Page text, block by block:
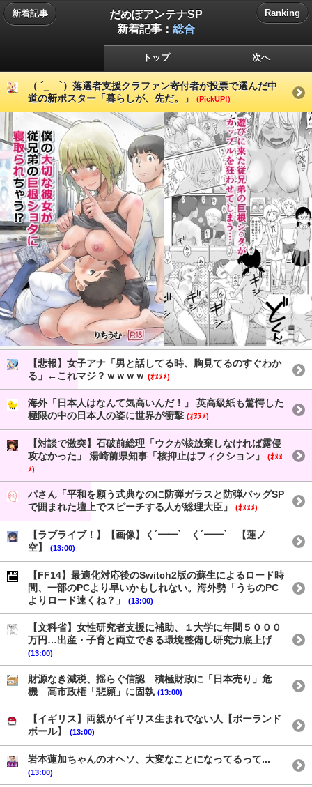
新着記事
だめぽアンテナSP
新着記事： 総合
Ranking
トップ 次へ
（ ´_ゝ`）落選者支援クラファン寄付者が投票で選んだ中
道の新ポスター「暮らしが、先だ。」
(PickUP!)
【悲報】女子アナ「男と話してる時、胸見てるのすぐわか
る」←これマジ？ｗｗｗｗ (ｵﾇﾇﾒ)
海外「日本人はなんて気高いんだ！」 英高級紙も驚愕した
極限の中の日本人の姿に世界が衝撃 (ｵﾇﾇﾒ)
【対談で激突】石破前総理「ウクが核放棄しなければ露侵
攻なかった」 湯崎前県知事「核抑止はフィクション」
(ｵﾇﾇ
ﾒ)
パさん「平和を願う式典なのに防弾ガラスと防弾バッグSP
で囲まれた壇上でスピーチする人が総理大臣」
(ｵﾇﾇﾒ)
【ラブライブ！】【画像】く´━━`ゝく´━━`ゝ【蓮ノ
空】
(13:00)
【FF14】最適化対応後のSwitch2版の蘇生によるロード時
間、一部のPCより早いかもしれない。海外勢「うちのPC
よりロード速くね？」
(13:00)
【文科省】女性研究者支援に補助、１大学に年間５０００
万円…出産・子育と両立できる環境整備し研究力底上げ
(13:00)
財源なき減税、揺らぐ信認 積極財政に「日本売り」危
機 高市政権「悲願」に固執 (13:00)
【イギリス】両親がイギリス生まれでない人【ポーランド
ボール】
(13:00)
岩本蓮加ちゃんのオヘソ、大変なことになってるって...
(13:00)